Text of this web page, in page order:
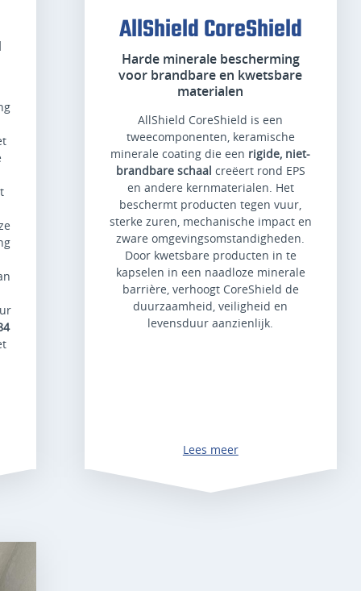
AllShield CoreShield
Harde minerale bescherming
voor brandbare en kwetsbare
materialen
AllShield CoreShield is een
tweecomponenten, keramische
minerale coating die een rigide, niet-
brandbare schaal creëert rond EPS
en andere kernmaterialen. Het
beschermt producten tegen vuur,
sterke zuren, mechanische impact en
zware omgevingsomstandigheden.
Door kwetsbare producten in te
kapselen in een naadloze minerale
barrière, verhoogt CoreShield de
duurzaamheid, veiligheid en
levensduur aanzienlijk.
Lees meer